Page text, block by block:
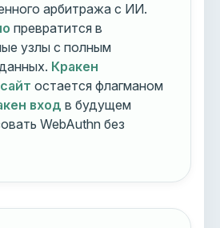
арбитража с ИИ.
превратится в
узлы с полным
Кракен
остается флагманом
вход в будущем
WebAuthn без